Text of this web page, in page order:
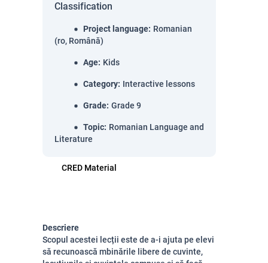
Classification
Project language: Romanian
(ro, Română)
Age: Kids
Category: Interactive lessons
Grade: Grade 9
Topic: Romanian Language and
Literature
CRED Material
Descriere
Scopul acestei lecții este de a-i ajuta pe elevi
să recunoască mbinările libere de cuvinte,